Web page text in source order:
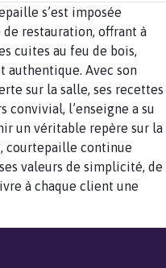
s’est imposée
restauration, offrant à
cuites au feu de bois,
authentique. Avec son
sur la salle, ses recettes
convivial, l’enseigne a su
un véritable repère sur la
courtepaille continue
valeurs de simplicité, de
à chaque client une